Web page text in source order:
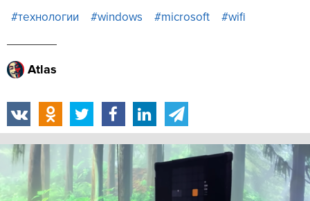
#технологии #windows #microsoft #wifi
Atlas